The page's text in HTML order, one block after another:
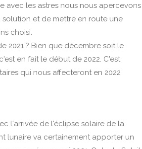
avec les astres nous nous apercevons
solution et de mettre en route une
choisi.
2021 ? Bien que décembre soit le
en fait le début de 2022. C'est
qui nous affecteront en 2022
l'arrivée de l'éclipse solaire de la
lunaire va certainement apporter un